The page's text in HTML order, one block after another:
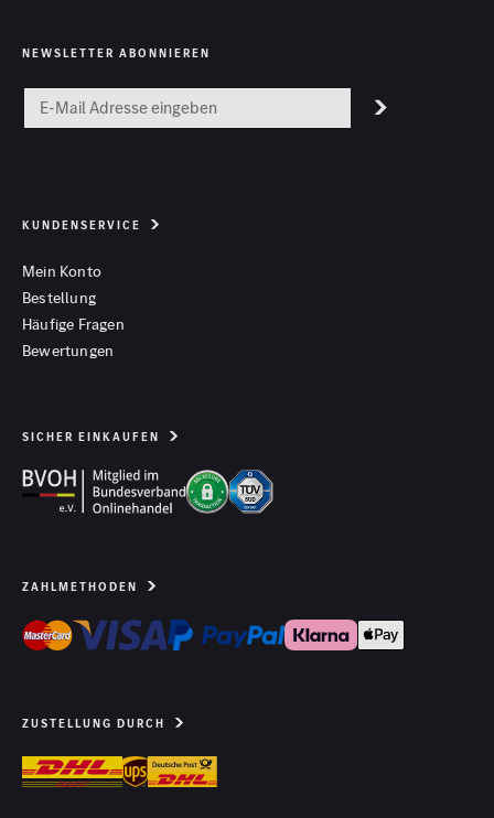
NEWSLETTER ABONNIEREN
KUNDENSERVICE
Mein Konto
Bestellung
Häufige Fragen
Bewertungen
SICHER EINKAUFEN
ZAHLMETHODEN
ZUSTELLUNG DURCH